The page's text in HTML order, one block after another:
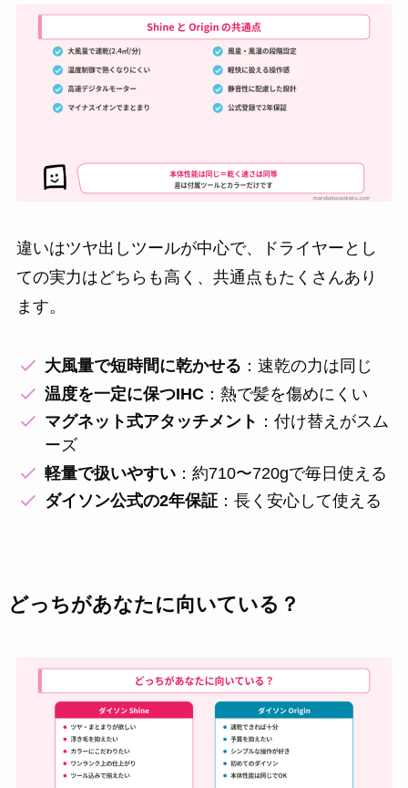
違いはツヤ出しツールが中心で、ドライヤーとし
ての実力はどちらも高く、共通点もたくさんあり
ます。
大風量で短時間に乾かせる ：速乾の力は同じ
温度を一定に保つIHC ：熱で髪を傷めにくい
マグネット式アタッチメント ：付け替えがスム
ーズ
軽量で扱いやすい ：約710〜720gで毎日使える
ダイソン公式の2年保証 ：長く安心して使える
どっちがあなたに向いている？